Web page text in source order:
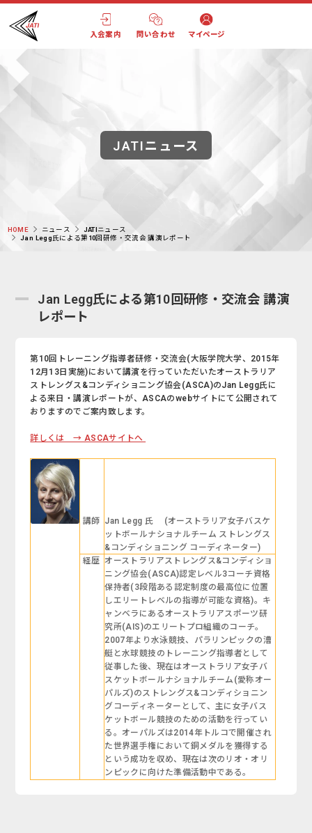
入会案内 問い合わせ マイページ
JATIニュース
HOME ニュース
JATIニュース
Jan Legg氏による第10回研修・交流会 講演レポート
Jan Legg氏による第10回研修・交流会 講演
レポート
第10回トレーニング指導者研修・交流会(大阪学院大学、2015年
12月13日実施)において講演を行っていただいたオーストラリア
ストレングス&コンディショニング協会(ASCA)のJan Legg氏に
よる来日・講演レポートが、ASCAのwebサイトにて公開されて
おりますのでご案内致します。
詳しくは → ASCAサイトへ
講師 Jan Legg 氏 (オーストラリア女子バスケ
ットボールナショナルチーム ストレングス
&コンディショニング コーディネーター)
経歴 オーストラリアストレングス&コンディショ
ニング協会(ASCA)認定レベル3コーチ資格
保持者(3段階ある認定制度の最高位に位置
しエリートレベルの指導が可能な資格)。キ
ャンベラにあるオーストラリアスポーツ研
究所(AIS)のエリートプロ組織のコーチ。
2007年より水泳競技、パラリンピックの漕
艇と水球競技のトレーニング指導者として
従事した後、現在はオーストラリア女子バ
スケットボールナショナルチーム(愛称オー
パルズ)のストレングス&コンディショニン
グコーディネーターとして、主に女子バス
ケットボール競技のための活動を行ってい
る。オーパルズは2014年トルコで開催され
た世界選手権において銅メダルを獲得する
という成功を収め、現在は次のリオ・オリ
ンピックに向けた準備活動中である。